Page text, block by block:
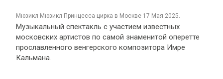
мюзикл Мюзикл Принцесса цирка в Москве 17 Мая 2025.
Музыкальный спектакль с участием известных
московских артистов по самой знаменитой оперетте
прославленного венгерского композитора Имре
Кальмана.